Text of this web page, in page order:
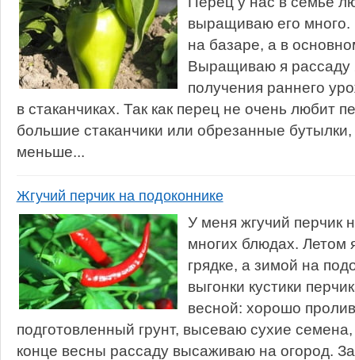
выращиваю его много.
на базаре, а в
Выращиваю я рассаду
получения раннего
в стаканчиках. Так как перец не очень любит
большие стаканчики или обрезанные
меньше...
Жгучий перчик на подоконнике
У меня жгучий перчик
многих блюдах.
грядке, а зимой на
выгонки кустики
весной: хорошо
подготовленный грунт, высеваю сухие
конце весны рассаду высаживаю на огород.